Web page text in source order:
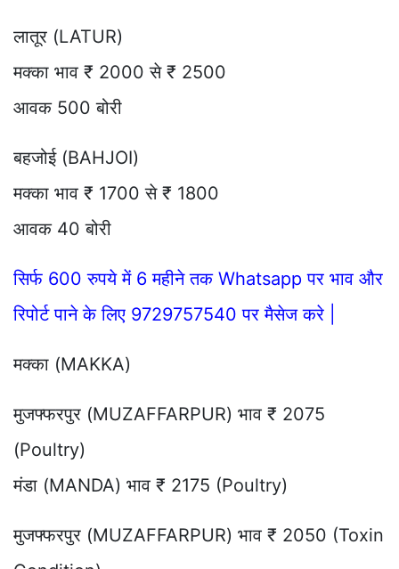
लातूर (LATUR)
मक्का भाव ₹ 2000 से ₹ 2500
आवक 500 बोरी
बहजोई (BAHJOI)
मक्का भाव ₹ 1700 से ₹ 1800
आवक 40 बोरी
सिर्फ 600 रुपये में 6 महीने तक Whatsapp पर भाव और
रिपोर्ट पाने के लिए 9729757540 पर मैसेज करे |
मक्का (MAKKA)
मुजफ्फरपुर (MUZAFFARPUR) भाव ₹ 2075
(Poultry)
मंडा (MANDA) भाव ₹ 2175 (Poultry)
मुजफ्फरपुर (MUZAFFARPUR) भाव ₹ 2050 (Toxin